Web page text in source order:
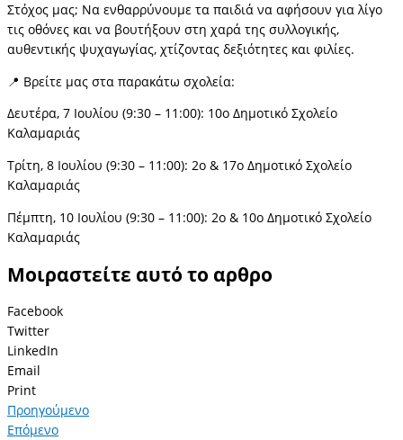
Στόχος μας; Να ενθαρρύνουμε τα παιδιά να αφήσουν για λίγο
τις οθόνες και να βουτήξουν στη χαρά της συλλογικής,
αυθεντικής ψυχαγωγίας, χτίζοντας δεξιότητες και φιλίες.
📍 Βρείτε μας στα παρακάτω σχολεία:
Δευτέρα, 7 Ιουλίου (9:30 – 11:00): 10ο Δημοτικό Σχολείο
Καλαμαριάς
Τρίτη, 8 Ιουλίου (9:30 – 11:00): 2ο & 17ο Δημοτικό Σχολείο
Καλαμαριάς
Πέμπτη, 10 Ιουλίου (9:30 – 11:00): 2ο & 10ο Δημοτικό Σχολείο
Καλαμαριάς
Μοιραστείτε αυτό το αρθρο
Facebook
Twitter
LinkedIn
Email
Print
Προηγούμενο
Επόμενο